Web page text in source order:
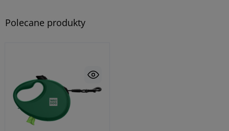
Polecane produkty